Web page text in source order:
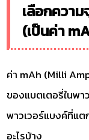
เลือกควา
(เป็นค่า
ค่า mAh (Milli
ของแบตเตอรี่ในพา
พาวเวอร์แบงค์ที่แ
อะไรบ้าง